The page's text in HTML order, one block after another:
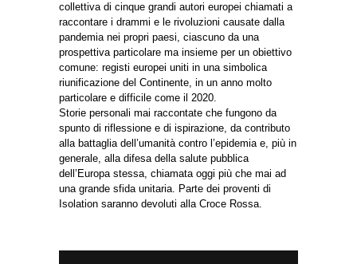
collettiva di cinque grandi autori europei chiamati a
raccontare i drammi e le rivoluzioni causate dalla
pandemia nei propri paesi, ciascuno da una
prospettiva particolare ma insieme per un obiettivo
comune: registi europei uniti in una simbolica
riunificazione del Continente, in un anno molto
particolare e difficile come il 2020.
Storie personali mai raccontate che fungono da
spunto di riflessione e di ispirazione, da contributo
alla battaglia dell’umanità contro l’epidemia e, più in
generale, alla difesa della salute pubblica
dell’Europa stessa, chiamata oggi più che mai ad
una grande sfida unitaria. Parte dei proventi di
Isolation saranno devoluti alla Croce Rossa.